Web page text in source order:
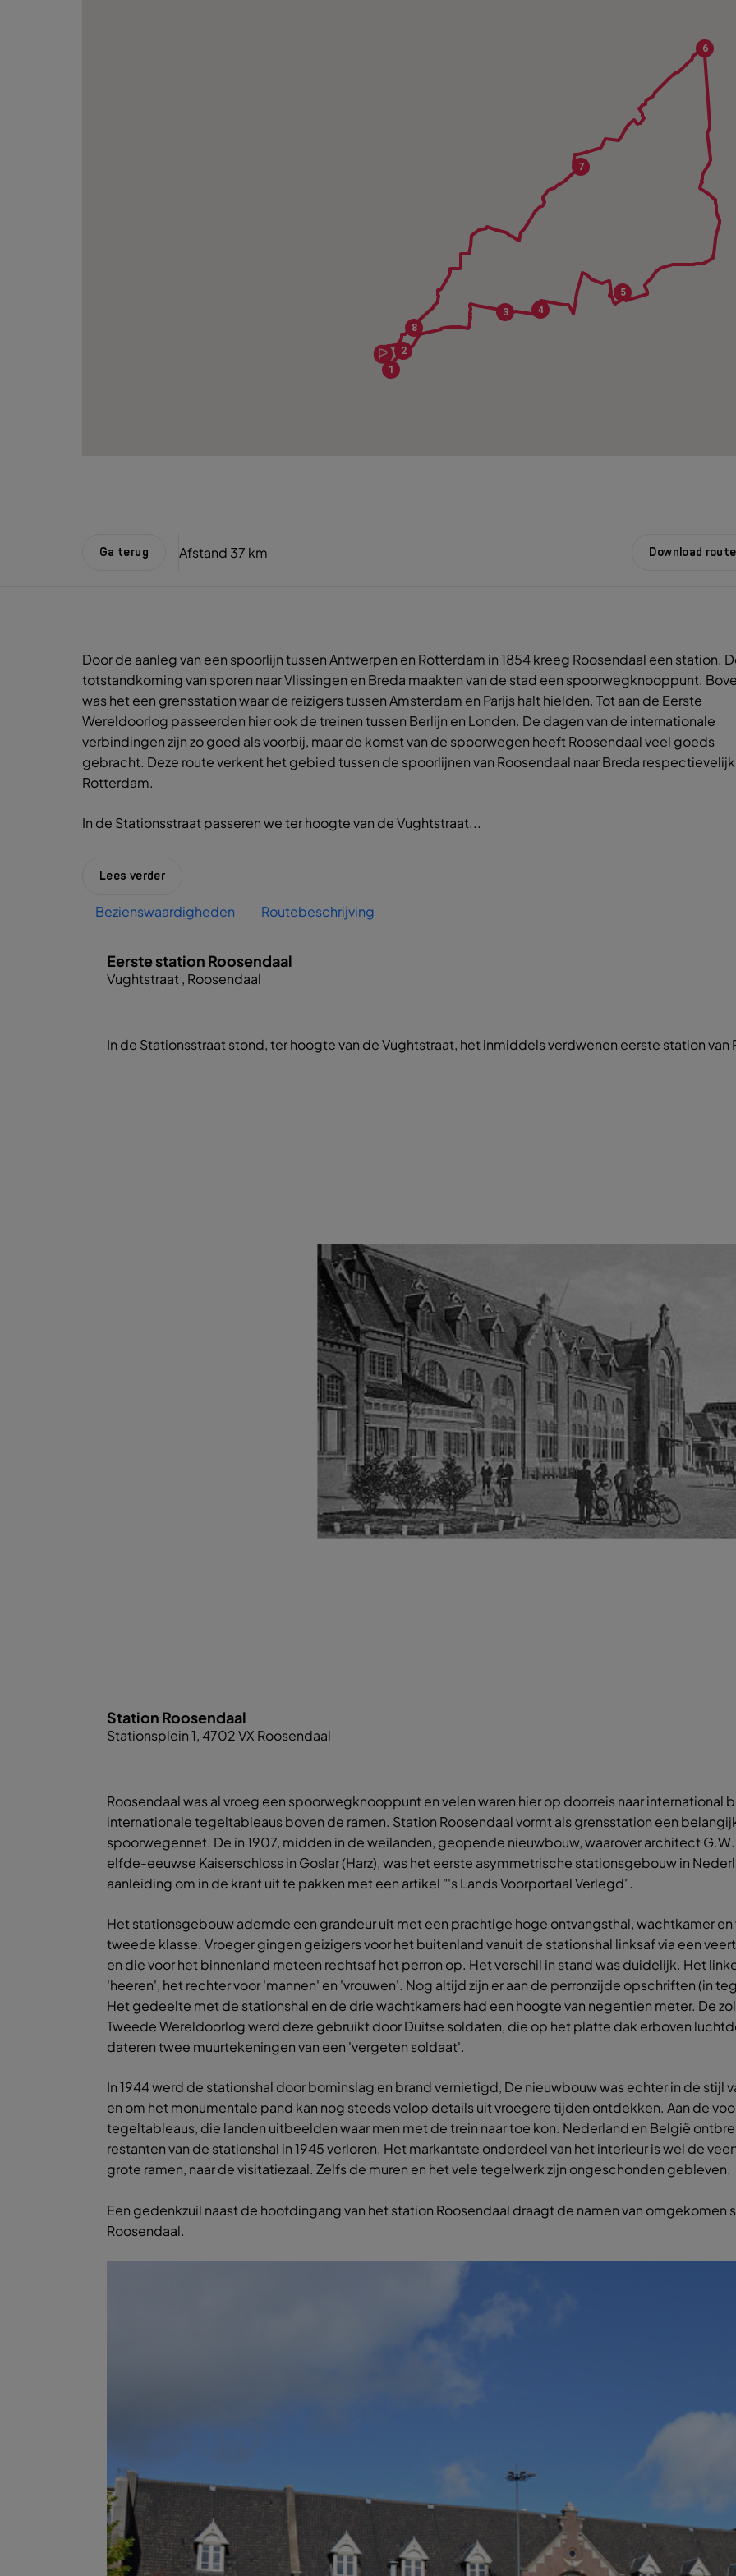
1
2
3 4
5
6
7
8
Ga terug Afstand 37 km Download route
Door de aanleg van een spoorlijn tussen Antwerpen en Rotterdam in 1854 kreeg Roosendaal een station.
totstandkoming van sporen naar Vlissingen en Breda maakten van de stad een spoorwegknooppunt.
was het een grensstation waar de reizigers tussen Amsterdam en Parijs halt hielden. Tot aan de Eerste
Wereldoorlog passeerden hier ook de treinen tussen Berlijn en Londen. De dagen van de internationale
verbindingen zijn zo goed als voorbij, maar de komst van de spoorwegen heeft Roosendaal veel goeds
gebracht. Deze route verkent het gebied tussen de spoorlijnen van Roosendaal naar Breda respectievelijk
Rotterdam.
In de Stationsstraat passeren we ter hoogte van de Vughtstraat...
Lees verder
Bezienswaardigheden Routebeschrijving
Eerste station Roosendaal
Vughtstraat , Roosendaal
In de Stationsstraat stond, ter hoogte van de Vughtstraat, het inmiddels verdwenen eerste station van
Station Roosendaal
Stationsplein 1, 4702 VX Roosendaal
Roosendaal was al vroeg een spoorwegknooppunt en velen waren hier op doorreis naar
internationale tegeltableaus boven de ramen. Station Roosendaal vormt als grensstation een
spoorwegennet. De in 1907, midden in de weilanden, geopende nieuwbouw, waarover architect
elfde-eeuwse Kaiserschloss in Goslar (Harz), was het eerste asymmetrische stationsgebouw in
aanleiding om in de krant uit te pakken met een artikel "'s Lands Voorportaal Verlegd".
Het stationsgebouw ademde een grandeur uit met een prachtige hoge ontvangsthal, wachtkamer en
tweede klasse. Vroeger gingen geizigers voor het buitenland vanuit de stationshal linksaf via een
en die voor het binnenland meteen rechtsaf het perron op. Het verschil in stand was duidelijk. Het
'heeren', het rechter voor 'mannen' en 'vrouwen'. Nog altijd zijn er aan de perronzijde opschriften (in
Het gedeelte met de stationshal en de drie wachtkamers had een hoogte van negentien meter. De
Tweede Wereldoorlog werd deze gebruikt door Duitse soldaten, die op het platte dak erboven
dateren twee muurtekeningen van een 'vergeten soldaat'.
In 1944 werd de stationshal door bominslag en brand vernietigd, De nieuwbouw was echter in de stijl
en om het monumentale pand kan nog steeds volop details uit vroegere tijden ontdekken. Aan de
tegeltableaus, die landen uitbeelden waar men met de trein naar toe kon. Nederland en België
restanten van de stationshal in 1945 verloren. Het markantste onderdeel van het interieur is wel de
grote ramen, naar de visitatiezaal. Zelfs de muren en het vele tegelwerk zijn ongeschonden gebleven.
Een gedenkzuil naast de hoofdingang van het station Roosendaal draagt de namen van
Roosendaal.